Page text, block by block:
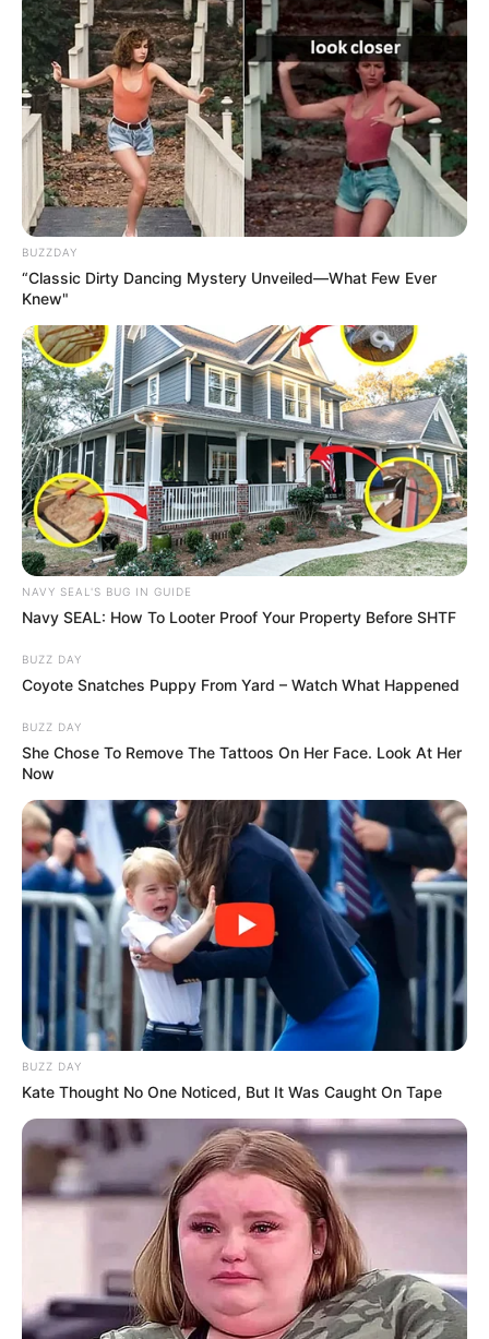
BUZZDAY
“Classic Dirty Dancing Mystery Unveiled—What Few Ever
Knew"
NAVY SEAL'S BUG IN GUIDE
Navy SEAL: How To Looter Proof Your Property Before SHTF
BUZZ DAY
Coyote Snatches Puppy From Yard – Watch What Happened
BUZZ DAY
She Chose To Remove The Tattoos On Her Face. Look At Her
Now
BUZZ DAY
Kate Thought No One Noticed, But It Was Caught On Tape